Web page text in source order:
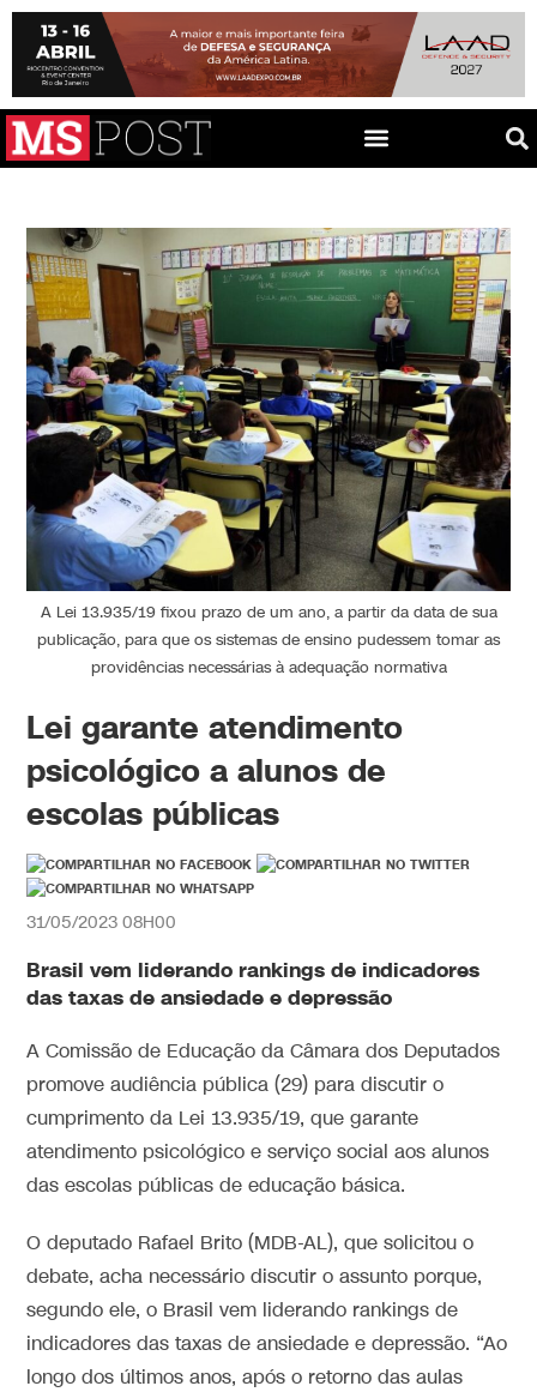
A Lei 13.935/19 fixou prazo de um ano, a partir da data de sua
publicação, para que os sistemas de ensino pudessem tomar as
providências necessárias à adequação normativa
Lei garante atendimento
psicológico a alunos de
escolas públicas
31/05/2023 08H00
Brasil vem liderando rankings de indicadores
das taxas de ansiedade e depressão
A Comissão de Educação da Câmara dos Deputados
promove audiência pública (29) para discutir o
cumprimento da Lei 13.935/19, que garante
atendimento psicológico e serviço social aos alunos
das escolas públicas de educação básica.
O deputado Rafael Brito (MDB-AL), que solicitou o
debate, acha necessário discutir o assunto porque,
segundo ele, o Brasil vem liderando rankings de
indicadores das taxas de ansiedade e depressão. “Ao
longo dos últimos anos, após o retorno das aulas